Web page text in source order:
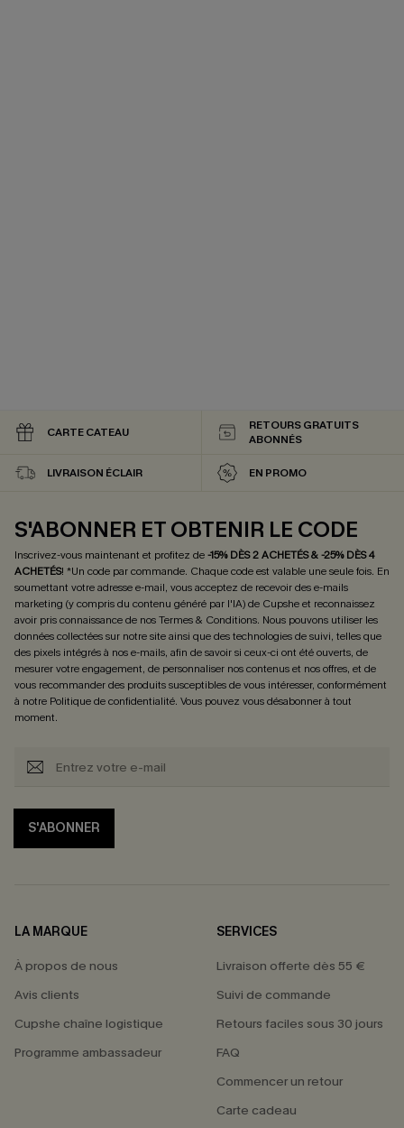
CARTE CATEAU
RETOURS GRATUITS
ABONNÉS
LIVRAISON ÉCLAIR EN PROMO
S'ABONNER ET OBTENIR LE CODE
Inscrivez-vous maintenant et profitez de-15% DÈS 2 ACHETÉS & -25% DÈS 4
ACHETÉS! *Un code par commande. Chaque code est valable une seule fois. En
soumettant votre adresse e-mail, vous acceptez de recevoir des e-mails
marketing (y compris du contenu généré par l'IA) de Cupshe et reconnaissez
avoir pris connaissance de nosTermes & Conditions. Nous pouvons utiliser les
données collectées sur notre site ainsi que des technologies de suivi, telles que
des pixels intégrés à nos e-mails, afin de savoir si ceux-ci ont été ouverts, de
mesurer votre engagement, de personnaliser nos contenus et nos offres, et de
vous recommander des produits susceptibles de vous intéresser, conformément
à notre Politique de confidentialité. Vous pouvez vous désabonner à tout
moment.
S'ABONNER
LA MARQUE
À propos de nous
Avis clients
Cupshe chaîne logistique
Programme ambassadeur
SERVICES
Livraison offerte dès 55 €
Suivi de commande
Retours faciles sous 30 jours
FAQ
Commencer un retour
Carte cadeau